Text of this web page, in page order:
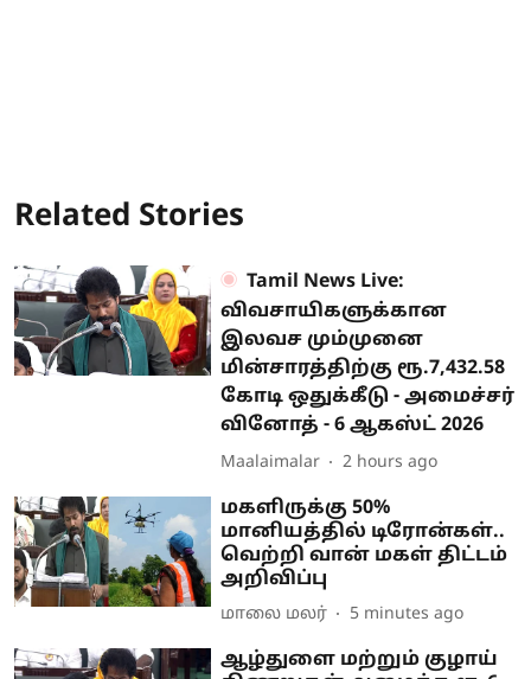
Related Stories
Tamil News Live:
விவசாயிகளுக்கான
இலவச மும்முனை
மின்சாரத்திற்கு ரூ.7,432.58
கோடி ஒதுக்கீடு - அமைச்சர்
வினோத் - 6 ஆகஸ்ட் 2026
Maalaimalar 2 hours ago
மகளிருக்கு 50%
மானியத்தில் டிரோன்கள்..
வெற்றி வான் மகள் திட்டம்
அறிவிப்பு
மாலை மலர் 5 minutes ago
ஆழ்துளை மற்றும் குழாய்